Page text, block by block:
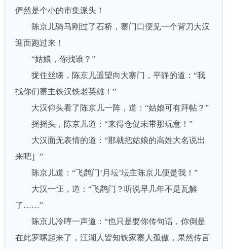
俨然是个小的市集派头！
陈京儿骑马刚过了石桥，寨门口便见一个背刀大汉
迎面跑过来！
“姑娘，你找谁？”
拢住丝缰，陈京儿遥望向大寨门，平静的道：“我
找你们寨主铁汉铁老英雄！”
大汉仰头看了陈京儿一阵，道：“姑娘可有拜帖？”
摇摇头，陈京儿道：“来得仓促未带那玩意！”
大汉面无表情的道：“那就把姑娘的高姓大名说出
来吧］”
陈京儿道：“飞鹊门‘月坛’坛主陈京儿便是我！”
大汉一怔，道：“飞鹊门？听说早几年不是瓦解
了……”
陈京儿冷哼一声道：“也只是要你传句话，你倒是
在此罗嗦起来了，江湖人皆知铁家寨人孤傲，果然传言